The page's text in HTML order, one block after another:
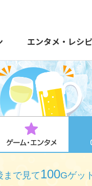
エンタメ・レシピ
まで見て100Gゲッ